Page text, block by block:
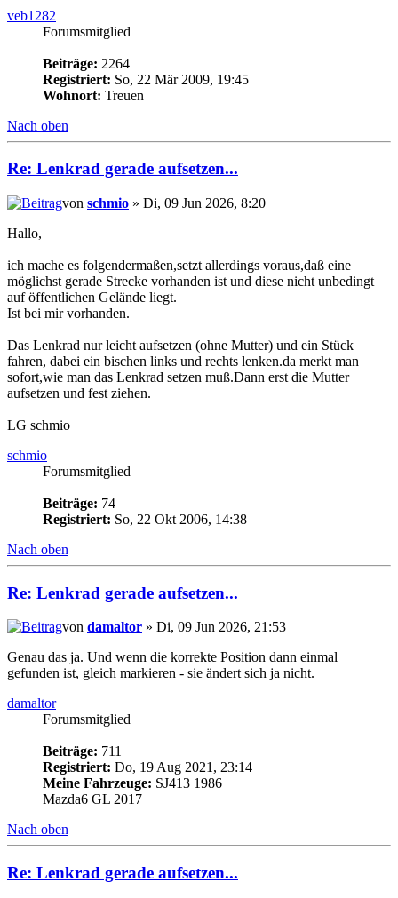
veb1282
Forumsmitglied
Beiträge: 2264
Registriert: So, 22 Mär 2009, 19:45
Wohnort: Treuen
Nach oben
Re: Lenkrad gerade aufsetzen...
von schmio » Di, 09 Jun 2026, 8:20
Hallo,
ich mache es folgendermaßen,setzt allerdings voraus,daß eine
möglichst gerade Strecke vorhanden ist und diese nicht unbedingt
auf öffentlichen Gelände liegt.
Ist bei mir vorhanden.
Das Lenkrad nur leicht aufsetzen (ohne Mutter) und ein Stück
fahren, dabei ein bischen links und rechts lenken.da merkt man
sofort,wie man das Lenkrad setzen muß.Dann erst die Mutter
aufsetzen und fest ziehen.
LG schmio
schmio
Forumsmitglied
Beiträge: 74
Registriert: So, 22 Okt 2006, 14:38
Nach oben
Re: Lenkrad gerade aufsetzen...
von damaltor » Di, 09 Jun 2026, 21:53
Genau das ja. Und wenn die korrekte Position dann einmal
gefunden ist, gleich markieren - sie ändert sich ja nicht.
damaltor
Forumsmitglied
Beiträge: 711
Registriert: Do, 19 Aug 2021, 23:14
Meine Fahrzeuge: SJ413 1986
Mazda6 GL 2017
Nach oben
Re: Lenkrad gerade aufsetzen...